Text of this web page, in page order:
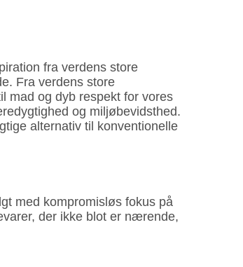
fra verdens store
Fra verdens store
mad og dyb respekt for vores
og miljøbevidsthed.
alternativ til konventionelle
med kompromisløs fokus på
der ikke blot er nærende,